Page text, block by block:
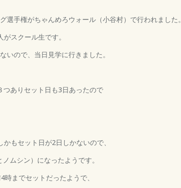
選手権がちゃんめろウォール（小谷村）で行われました。
スクール生です。
いので、当日見学に行きました。
ありセット日も3日あったので
もセット日が2日しかないので、
ムシン）になったようです。
までセットだったようで、